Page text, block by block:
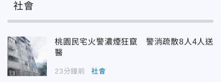
社會
桃園民宅火警濃煙狂竄 警消疏散8人4人送
醫
23分鐘前 社會